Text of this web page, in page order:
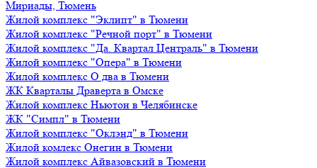
Мириады, Тюмень
Жилой комплекс "Эклипт" в Тюмени
Жилой комплекс "Речной порт" в Тюмени
Жилой комплекс "Да. Квартал Централь" в Тюмени
Жилой комплекс "Опера" в Тюмени
Жилой комплекс О два в Тюмени
ЖК Кварталы Драверта в Омске
Жилой комплекс Ньютон в Челябинске
ЖК "Симпл" в Тюмени
Жилой комплекс "Оклэнд" в Тюмени
Жилой комлекс Онегин в Тюмени
Жилой комплекс Айвазовский в Тюмени